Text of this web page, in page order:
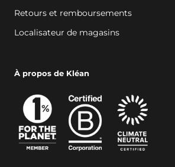
Retours et remboursements
Localisateur de magasins
À propos de Kléan